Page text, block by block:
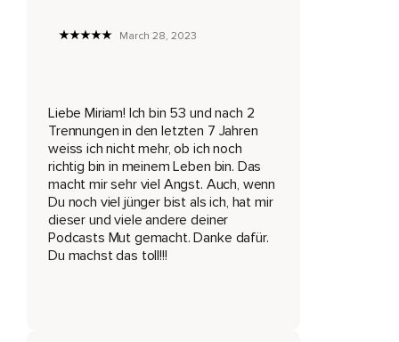
aufzunehmen,
Um irgendwie was zum Hochladen zu haben,
Weil das nicht worum es in meinem Podcast geht für mich,
Deswegen sind manchmal so lange Pausen und gerade
auch dann,
Wenn ich so viel innerlich mache und so und es ist dann
March 28, 2023
Liebe Miriam! Ich bin 53 und nach 2
Trennungen in den letzten 7 Jahren
weiss ich nicht mehr, ob ich noch
richtig bin in meinem Leben bin. Das
macht mir sehr viel Angst. Auch, wenn
Du noch viel jünger bist als ich, hat mir
dieser und viele andere deiner
Podcasts Mut gemacht. Danke dafür.
Du machst das toll!!!